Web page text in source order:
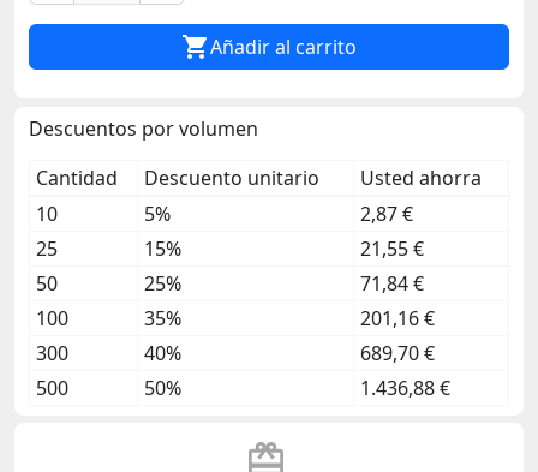
Añadir al carrito
Descuentos por volumen
Cantidad
Descuento unitario
Usted ahorra
10
5%
2,87 €
25
15%
21,55 €
50
25%
71,84 €
100
35%
201,16 €
300
40%
689,70 €
500
50% 1.436,88 €